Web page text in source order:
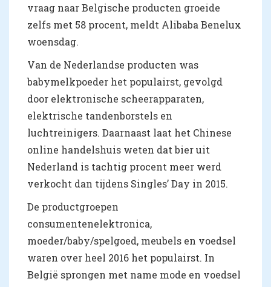
vraag naar Belgische producten groeide
zelfs met 58 procent, meldt Alibaba Benelux
woensdag.
Van de Nederlandse producten was
babymelkpoeder het populairst, gevolgd
door elektronische scheerapparaten,
elektrische tandenborstels en
luchtreinigers. Daarnaast laat het Chinese
online handelshuis weten dat bier uit
Nederland is tachtig procent meer werd
verkocht dan tijdens Singles’ Day in 2015.
De productgroepen
consumentenelektronica,
moeder/baby/spelgoed, meubels en voedsel
waren over heel 2016 het populairst. In
België sprongen met name mode en voedsel